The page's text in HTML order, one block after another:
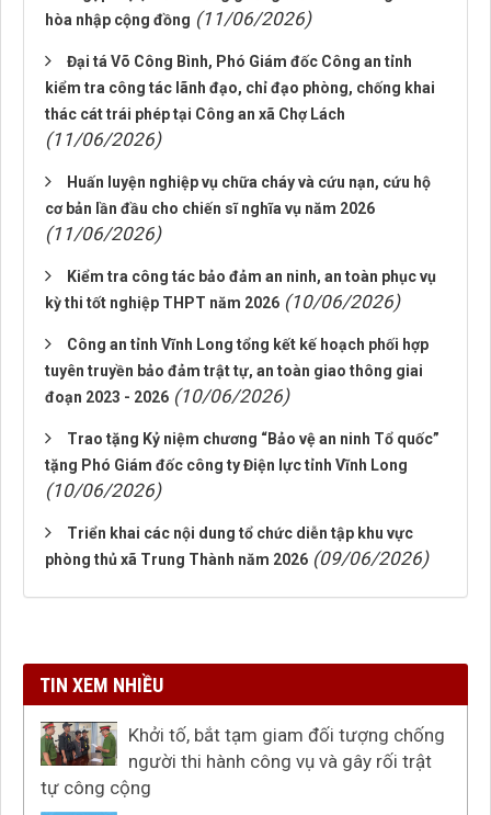
hòa nhập cộng đồng (11/06/2026)
Đại tá Võ Công Bình, Phó Giám đốc Công an tỉnh
kiểm tra công tác lãnh đạo, chỉ đạo phòng, chống khai
thác cát trái phép tại Công an xã Chợ Lách
(11/06/2026)
Huấn luyện nghiệp vụ chữa cháy và cứu nạn, cứu hộ
cơ bản lần đầu cho chiến sĩ nghĩa vụ năm 2026
(11/06/2026)
Kiểm tra công tác bảo đảm an ninh, an toàn phục vụ
kỳ thi tốt nghiệp THPT năm 2026 (10/06/2026)
Công an tỉnh Vĩnh Long tổng kết kế hoạch phối hợp
tuyên truyền bảo đảm trật tự, an toàn giao thông giai
đoạn 2023 - 2026 (10/06/2026)
Trao tặng Kỷ niệm chương “Bảo vệ an ninh Tổ quốc”
tặng Phó Giám đốc công ty Điện lực tỉnh Vĩnh Long
(10/06/2026)
Triển khai các nội dung tổ chức diễn tập khu vực
phòng thủ xã Trung Thành năm 2026 (09/06/2026)
TIN XEM NHIỀU
Khởi tố, bắt tạm giam đối tượng chống
người thi hành công vụ và gây rối trật
tự công cộng